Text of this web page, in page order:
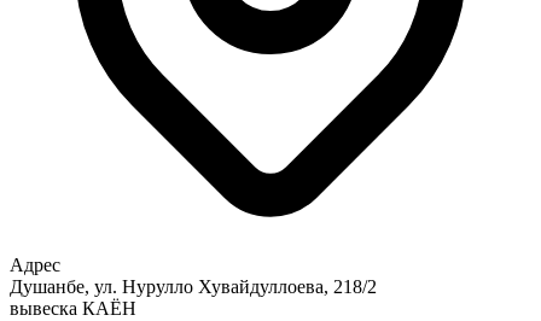
Адрес
Душанбе, ул. Нурулло Хувайдуллоева, 218/2
вывеска КАЁН